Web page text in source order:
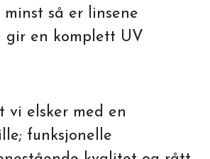
minst så er linsene
gir en komplett UV
vi elsker med en
funksjonelle